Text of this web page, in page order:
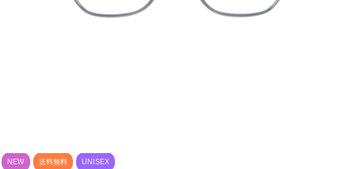
NEW 送料無料 UNISEX